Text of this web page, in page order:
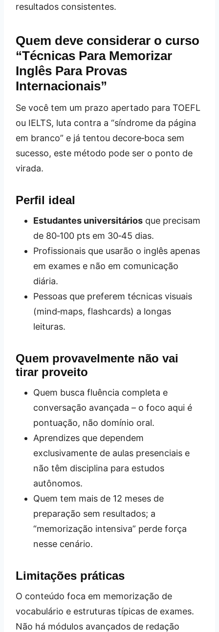
resultados consistentes.
Quem deve considerar o curso
“Técnicas Para Memorizar
Inglês Para Provas
Internacionais”
Se você tem um prazo apertado para TOEFL
ou IELTS, luta contra a “síndrome da página
em branco” e já tentou decore‑boca sem
sucesso, este método pode ser o ponto de
virada.
Perfil ideal
Estudantes universitários que precisam
de 80‑100 pts em 30‑45 dias.
Profissionais que usarão o inglês apenas
em exames e não em comunicação
diária.
Pessoas que preferem técnicas visuais
(mind‑maps, flashcards) a longas
leituras.
Quem provavelmente não vai
tirar proveito
Quem busca fluência completa e
conversação avançada – o foco aqui é
pontuação, não domínio oral.
Aprendizes que dependem
exclusivamente de aulas presenciais e
não têm disciplina para estudos
autônomos.
Quem tem mais de 12 meses de
preparação sem resultados; a
“memorização intensiva” perde força
nesse cenário.
Limitações práticas
O conteúdo foca em memorização de
vocabulário e estruturas típicas de exames.
Não há módulos avançados de redação